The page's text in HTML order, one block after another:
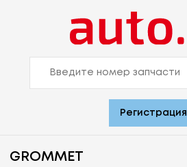
Регистрация
GROMMET